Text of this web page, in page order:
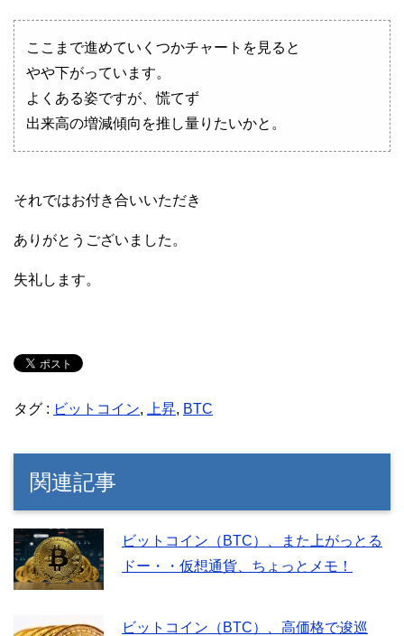
ここまで進めていくつかチャートを見ると
やや下がっています。
よくある姿ですが、慌てず
出来高の増減傾向を推し量りたいかと。
それではお付き合いいただき
ありがとうございました。
失礼します。
タグ : ビットコイン, 上昇, BTC
関連記事
ビットコイン（BTC）、また上がっとる
ドー・・仮想通貨、ちょっとメモ！
ビットコイン（BTC）、高価格で逡巡